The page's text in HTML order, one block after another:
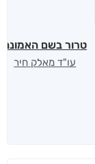
טרור בשם האמונה
עו"ד מאלק חיר